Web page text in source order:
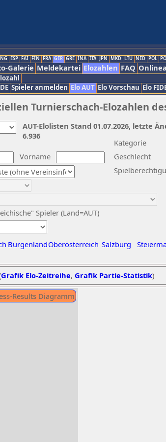
ESP FAI FIN FRA GER GRE INA ITA JPN MKD LTU NED POL
Galerie Meldekartei Elozahlen FAQ
Spieler anmelden Elo AUT Elo Vorschau Elo
Turnierschach-Elozahlen
Vorname
Kategorie
Geschlecht
Spieler (Land=AUT)
BurgenlandOberösterreich Salzburg
AUT-Elolisten Stand 01.07.2026, letzte
6.936
Grafik Elo-Zeitreihe, Grafik Partie-Statistik)